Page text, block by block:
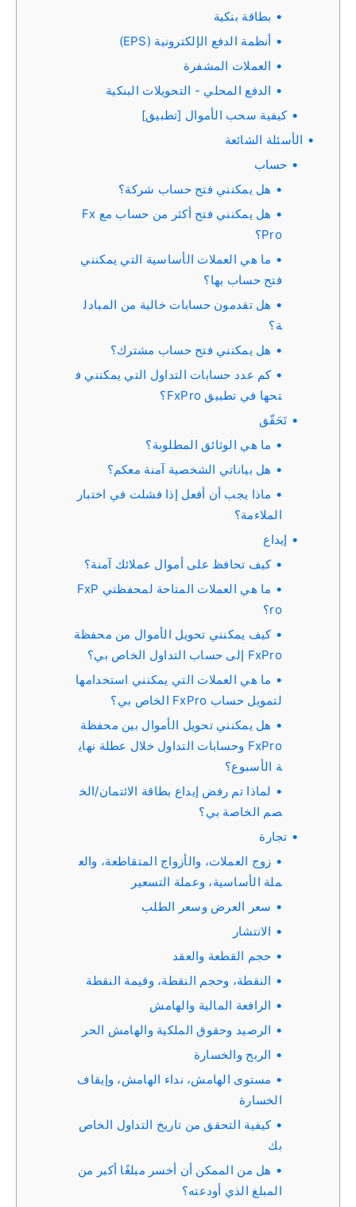
بطاقة بنكية
أنظمة الدفع الإلكترونية (EPS)
العملات المشفرة
الدفع المحلي - التحويلات البنكية
كيفية سحب الأموال [تطبيق]
الأسئلة الشائعة
حساب
هل يمكنني فتح حساب شركة؟
هل يمكنني فتح أكثر من حساب مع Fx
Pro؟
ما هي العملات الأساسية التي يمكنني
فتح حساب بها؟
هل تقدمون حسابات خالية من المبادل
ة؟
هل يمكنني فتح حساب مشترك؟
كم عدد حسابات التداول التي يمكنني ف
تحها في تطبيق FxPro؟
تَحَقّق
ما هي الوثائق المطلوبة؟
هل بياناتي الشخصية آمنة معكم؟
ماذا يجب أن أفعل إذا فشلت في اختبار
الملاءمة؟
إيداع
كيف تحافظ على أموال عملائك آمنة؟
ما هي العملات المتاحة لمحفظتي FxP
ro؟
كيف يمكنني تحويل الأموال من محفظة
FxPro إلى حساب التداول الخاص بي؟
ما هي العملات التي يمكنني استخدامها
لتمويل حساب FxPro الخاص بي؟
هل يمكنني تحويل الأموال بين محفظة
FxPro وحسابات التداول خلال عطلة نهاي
ة الأسبوع؟
لماذا تم رفض إيداع بطاقة الائتمان/الخ
صم الخاصة بي؟
تجارة
زوج العملات، والأزواج المتقاطعة، والع
ملة الأساسية، وعملة التسعير
سعر العرض وسعر الطلب
الانتشار
حجم القطعة والعقد
النقطة، وحجم النقطة، وقيمة النقطة
الرافعة المالية والهامش
الرصيد وحقوق الملكية والهامش الحر
الربح والخسارة
مستوى الهامش، نداء الهامش، وإيقاف
الخسارة
كيفية التحقق من تاريخ التداول الخاص
بك
هل من الممكن أن أخسر مبلغًا أكبر من
المبلغ الذي أودعته؟